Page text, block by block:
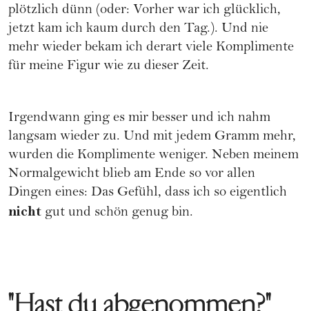
plötzlich dünn (oder: Vorher war ich glücklich,
jetzt kam ich kaum durch den Tag.). Und nie
mehr wieder bekam ich derart viele Komplimente
für meine Figur wie zu dieser Zeit.
Irgendwann ging es mir besser und ich nahm
langsam wieder zu. Und mit jedem Gramm mehr,
wurden die Komplimente weniger. Neben meinem
Normalgewicht blieb am Ende so vor allen
Dingen eines: Das Gefühl, dass ich so eigentlich
nicht gut und schön genug bin.
"Hast du abgenommen?"